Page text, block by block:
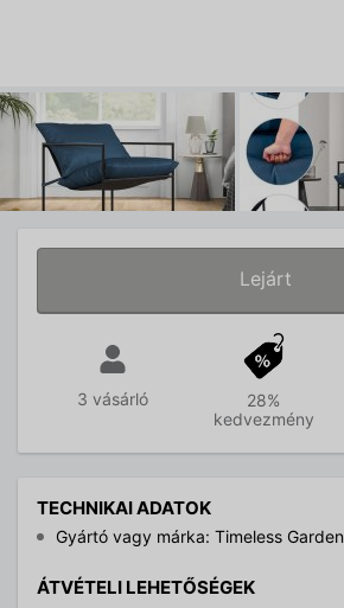
Lejárt
3 vásárló
28%
kedvezmény
TECHNIKAI ADATOK
Gyártó vagy márka: Timeless Garden
ÁTVÉTELI LEHETŐSÉGEK